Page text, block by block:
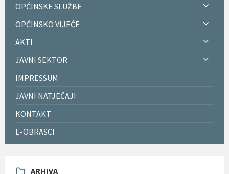
OPĆINSKE SLUŽBE
OPĆINSKO VIJEĆE
AKTI
JAVNI SEKTOR
IMPRESSUM
JAVNI NATJEČAJI
KONTAKT
E-OBRASCI
ARHIVA